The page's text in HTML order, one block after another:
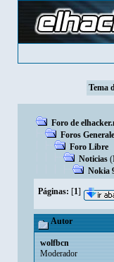
Tema
Foro de
Foros
Foro Libre
Noticias
Nokia
Páginas: [1]
Autor
wolfbcn
Moderador